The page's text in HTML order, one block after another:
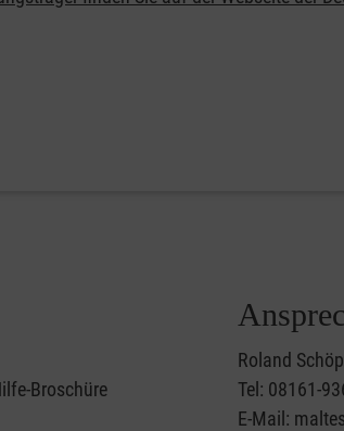
Broschüre
Roland
Tel: 08161-
E-Mail: